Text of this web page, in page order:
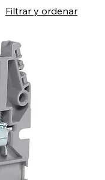
Filtrar y ordenar